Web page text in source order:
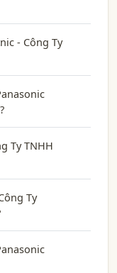
- Công Ty
Ty TNHH
Ty